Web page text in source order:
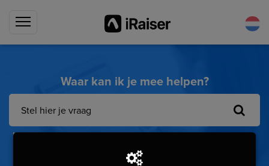
Waar kan ik je mee helpen?
Meest gelezen artikelen:Beheerders & gebruikers
Changelog
Kortingscodes